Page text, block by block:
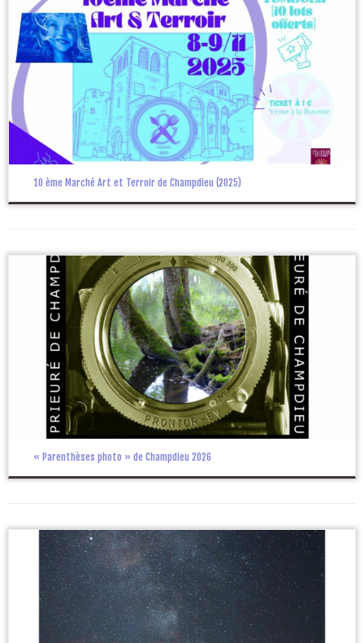
10 ème Marché Art et Terroir de Champdieu (2025)
« Parenthèses photo » de Champdieu 2026